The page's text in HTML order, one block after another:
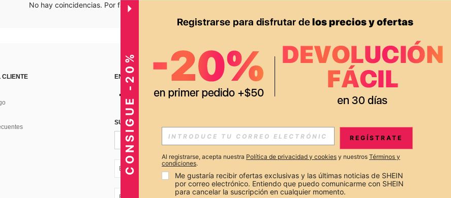
No hay coincidencias. Por favor inténtalo de nuevo.
CLIENTE
ENCUÉNTRANOS EN APP
SUSCRÍBETE PARA RECIBIR OFERTAS EXCLUSIVAS, PROMOCIONES Y NOTICIAS DE SHEIN
Suscribir
EC + 593
CONSIGUE -20% REGÍSTRATE
Al registrarse, acepta nuestra Política de privacidad y cookies y nuestros Términos y
condiciones.
Me gustaría recibir ofertas exclusivas y las últimas noticias de SHEIN
por correo electrónico. Entiendo que puedo comunicarme con SHEIN
para cancelar la suscripción en cualquier momento.